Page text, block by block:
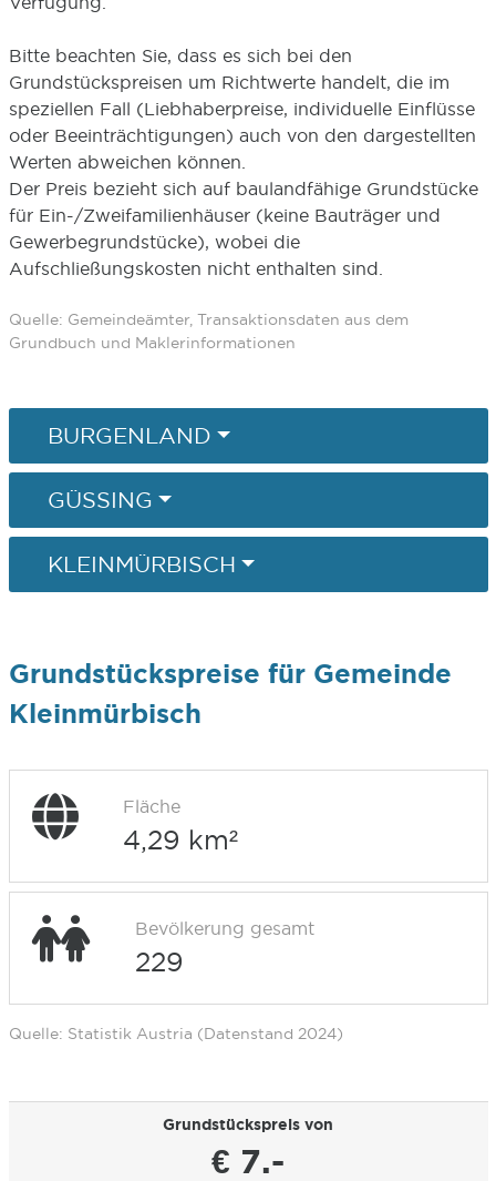
Bitte beachten Sie, dass es sich bei den
Grundstückspreisen um Richtwerte handelt, die im
speziellen Fall (Liebhaberpreise, individuelle Einflüsse
oder Beeinträchtigungen) auch von den dargestellten
Werten abweichen können.
Der Preis bezieht sich auf baulandfähige Grundstücke
für Ein-/Zweifamilienhäuser (keine Bauträger und
Gewerbegrundstücke), wobei die
Aufschließungskosten nicht enthalten sind.
Quelle: Gemeindeämter, Transaktionsdaten aus dem
Grundbuch und Maklerinformationen
BURGENLAND
GÜSSING
KLEINMÜRBISCH
Grundstückspreise für Gemeinde
Kleinmürbisch
Fläche
4,29 km²
Bevölkerung gesamt
229
Quelle: Statistik Austria (Datenstand 2024)
Grundstückspreis von
€ 7.-